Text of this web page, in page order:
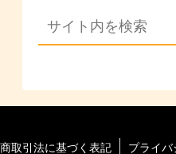
取引法に基づく表記 プライ